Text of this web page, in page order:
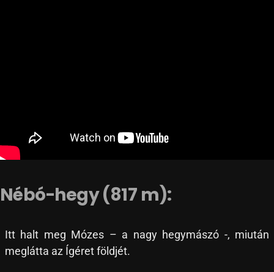
Nébó-hegy (817 m):
Itt halt meg Mózes – a nagy hegymászó -, miután
meglátta az Ígéret földjét.